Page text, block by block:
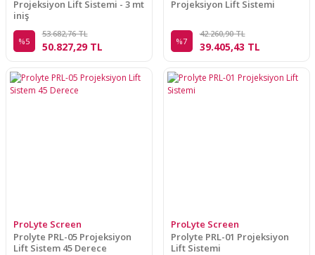
Projeksiyon Lift Sistemi - 3 mt
iniş
%5
53.682,76 TL
50.827,29 TL
Projeksiyon Lift Sistemi
%7
42.260,90 TL
39.405,43 TL
ProLyte Screen
Prolyte PRL-05 Projeksiyon
Lift Sistem 45 Derece
ProLyte Screen
Prolyte PRL-01 Projeksiyon
Lift Sistemi